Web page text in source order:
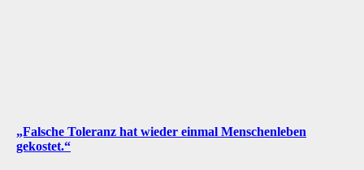
„Falsche Toleranz hat wieder einmal Menschenleben
gekostet.“